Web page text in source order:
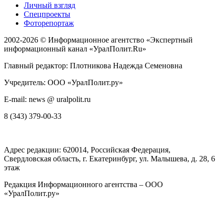
Личный взгляд
Спецпроекты
Фоторепортаж
2002-2026 © Информационное агентство «Экспертный
информационный канал «УралПолит.Ru»
Главный редактор: Плотникова Надежда Семеновна
Учредитель: ООО «УралПолит.ру»
E-mail: news @ uralpolit.ru
8 (343) 379-00-33
Адрес редакции: 620014, Российская Федерация,
Свердловская область, г. Екатеринбург, ул. Малышева, д. 28, 6
этаж
Редакция Информационного агентства – ООО
«УралПолит.ру»